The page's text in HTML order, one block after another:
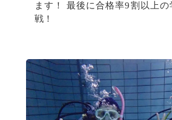
ます！ 最後に合格率9割以上
戦！